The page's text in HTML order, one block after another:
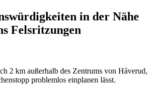
in der Nähe
Felsritzungen
2 km außerhalb des Zentrums von Håverud,
problemlos einplanen lässt.